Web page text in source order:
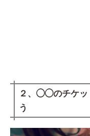
２、◯◯のチケッ
う